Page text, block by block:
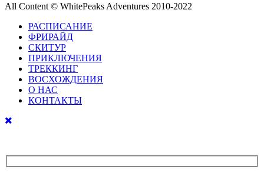
All Content © WhitePeaks Adventures 2010-2022
РАСПИСАНИЕ
ФРИРАЙД
СКИТУР
ПРИКЛЮЧЕНИЯ
ТРЕККИНГ
ВОСХОЖДЕНИЯ
О НАС
КОНТАКТЫ